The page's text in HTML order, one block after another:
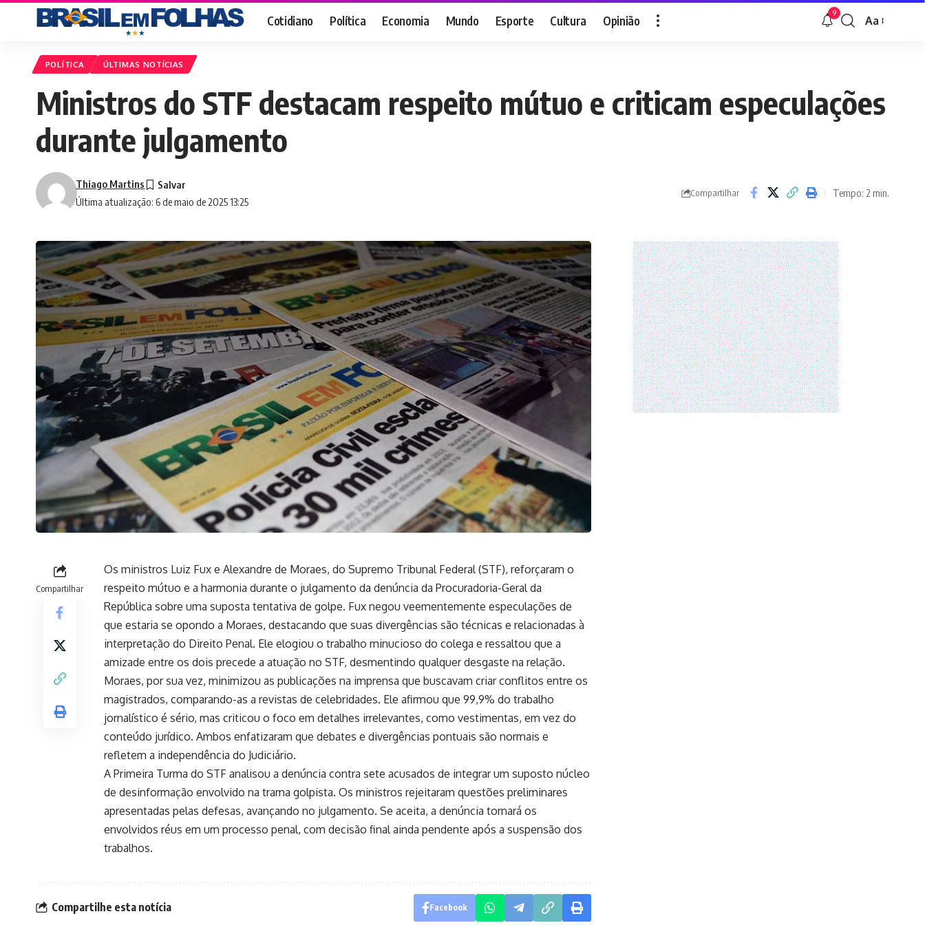
Cotidiano Política Economia Mundo Esporte Cultura Opinião 9
Font
Aa
POLÍTICA ÚLTIMAS NOTÍCIAS
Ministros do STF destacam respeito mútuo e criticam especulações
durante julgamento
Última atualização: 6 de maio de 2025 13:25
Thiago Martins
Compartilhar Tempo: 2 min.
Compartilhar
Os ministros Luiz Fux e Alexandre de Moraes, do Supremo Tribunal Federal (STF), reforçaram o
respeito mútuo e a harmonia durante o julgamento da denúncia da Procuradoria-Geral da
República sobre uma suposta tentativa de golpe. Fux negou veementemente especulações de
que estaria se opondo a Moraes, destacando que suas divergências são técnicas e relacionadas à
interpretação do Direito Penal. Ele elogiou o trabalho minucioso do colega e ressaltou que a
amizade entre os dois precede a atuação no STF, desmentindo qualquer desgaste na relação.
Moraes, por sua vez, minimizou as publicações na imprensa que buscavam criar conflitos entre os
magistrados, comparando-as a revistas de celebridades. Ele afirmou que 99,9% do trabalho
jornalístico é sério, mas criticou o foco em detalhes irrelevantes, como vestimentas, em vez do
conteúdo jurídico. Ambos enfatizaram que debates e divergências pontuais são normais e
refletem a independência do Judiciário.
A Primeira Turma do STF analisou a denúncia contra sete acusados de integrar um suposto núcleo
de desinformação envolvido na trama golpista. Os ministros rejeitaram questões preliminares
apresentadas pelas defesas, avançando no julgamento. Se aceita, a denúncia tornará os
envolvidos réus em um processo penal, com decisão final ainda pendente após a suspensão dos
trabalhos.
Compartilhe esta notícia Facebook